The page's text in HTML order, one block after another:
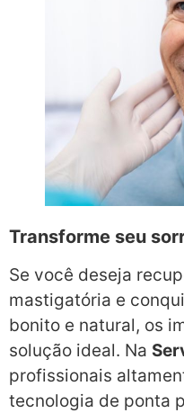
Transforme seu
Se você deseja
mastigatória e
bonito e natural, os
solução ideal. Na
profissionais
tecnologia de ponta